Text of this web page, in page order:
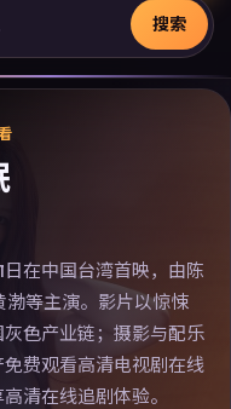
搜索
在中国台湾首映，由陈
渤等主演。影片以惊悚
色产业链；摄影与配乐
费观看高清电视剧在线
清在线追剧体验。